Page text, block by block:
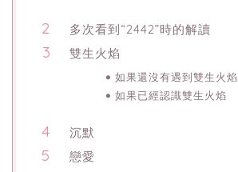
多次看到“2442”時的解讀
雙生火焰
如果還沒有遇到雙生火焰
如果已經認識雙生火焰
沉默
戀愛